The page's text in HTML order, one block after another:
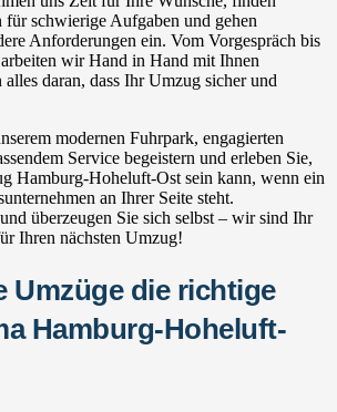
für schwierige Aufgaben und gehen
Anforderungen ein. Vom Vorgespräch bis
wir Hand in Hand mit Ihnen
alles daran, dass Ihr Umzug sicher und
modernen Fuhrpark, engagierten
Service begeistern und erleben Sie,
Hamburg-Hoheluft-Ost sein kann, wenn ein
an Ihrer Seite steht.
überzeugen Sie sich selbst – wir sind Ihr
Ihren nächsten Umzug!
Umzüge die richtige
Hamburg-Hoheluft-